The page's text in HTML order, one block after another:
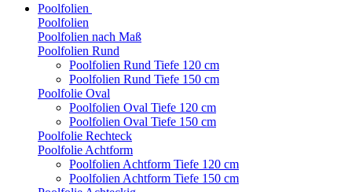
Poolfolien
Poolfolien
Poolfolien nach Maß
Poolfolien Rund
Poolfolien Rund Tiefe 120 cm
Poolfolien Rund Tiefe 150 cm
Poolfolie Oval
Poolfolien Oval Tiefe 120 cm
Poolfolien Oval Tiefe 150 cm
Poolfolie Rechteck
Poolfolie Achtform
Poolfolien Achtform Tiefe 120 cm
Poolfolien Achtform Tiefe 150 cm